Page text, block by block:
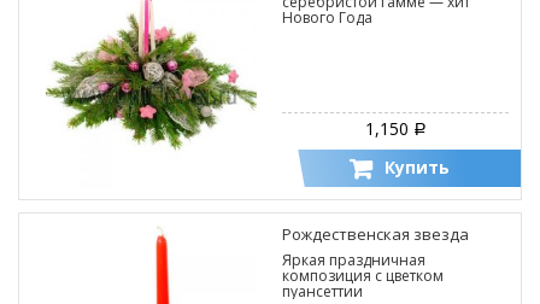
Нового Года
1,150 Р
Купить
Рождественская звезда
Яркая праздничная
композиция с цветком
пуансеттии